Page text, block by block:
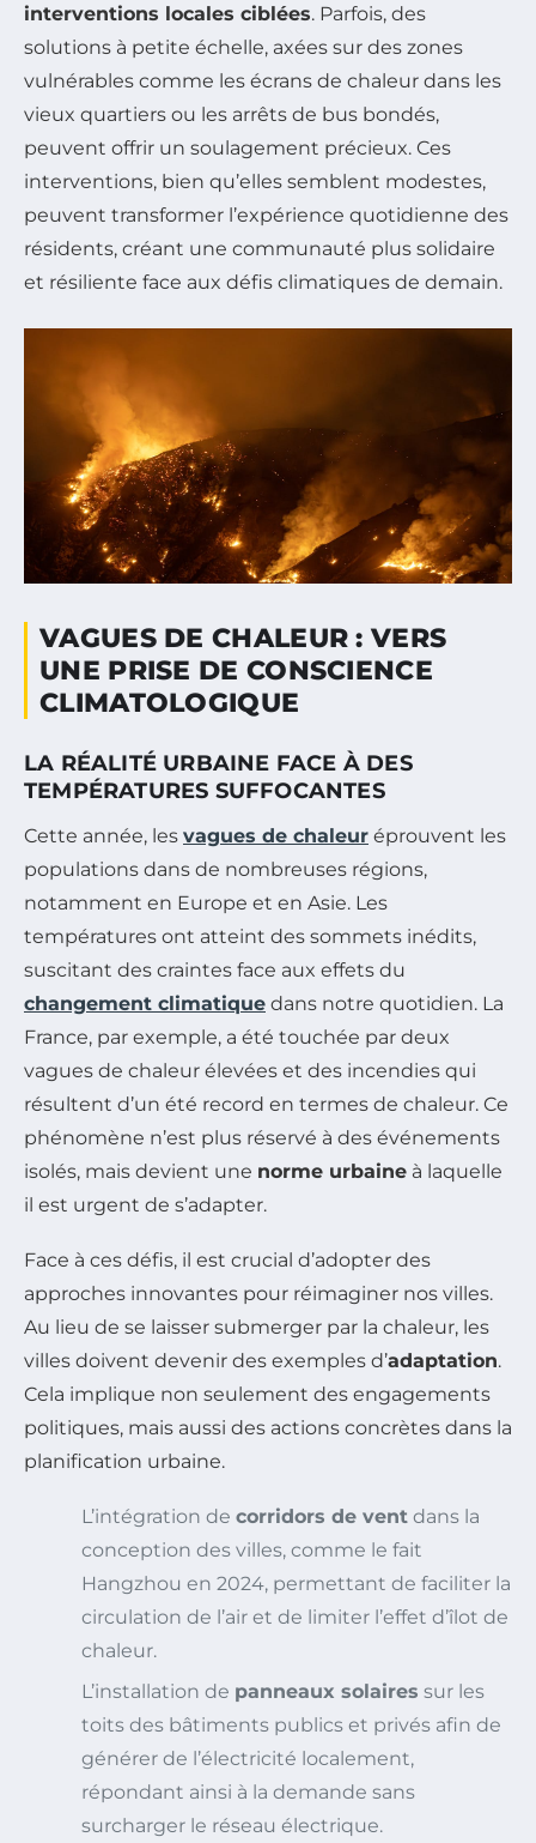
interventions locales ciblées. Parfois, des
solutions à petite échelle, axées sur des zones
vulnérables comme les écrans de chaleur dans les
vieux quartiers ou les arrêts de bus bondés,
peuvent offrir un soulagement précieux. Ces
interventions, bien qu’elles semblent modestes,
peuvent transformer l’expérience quotidienne des
résidents, créant une communauté plus solidaire
et résiliente face aux défis climatiques de demain.
VAGUES DE CHALEUR : VERS
UNE PRISE DE CONSCIENCE
CLIMATOLOGIQUE
LA RÉALITÉ URBAINE FACE À DES
TEMPÉRATURES SUFFOCANTES
Cette année, les vagues de chaleur éprouvent les
populations dans de nombreuses régions,
notamment en Europe et en Asie. Les
températures ont atteint des sommets inédits,
suscitant des craintes face aux effets du
changement climatique dans notre quotidien. La
France, par exemple, a été touchée par deux
vagues de chaleur élevées et des incendies qui
résultent d’un été record en termes de chaleur. Ce
phénomène n’est plus réservé à des événements
isolés, mais devient une norme urbaine à laquelle
il est urgent de s’adapter.
Face à ces défis, il est crucial d’adopter des
approches innovantes pour réimaginer nos villes.
Au lieu de se laisser submerger par la chaleur, les
villes doivent devenir des exemples d’adaptation.
Cela implique non seulement des engagements
politiques, mais aussi des actions concrètes dans la
planification urbaine.
L’intégration de corridors de vent dans la
conception des villes, comme le fait
Hangzhou en 2024, permettant de faciliter la
circulation de l’air et de limiter l’effet d’îlot de
chaleur.
L’installation de panneaux solaires sur les
toits des bâtiments publics et privés afin de
générer de l’électricité localement,
répondant ainsi à la demande sans
surcharger le réseau électrique.